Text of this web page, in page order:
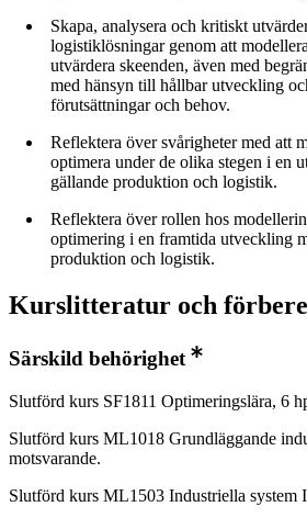
Skapa, analysera och kritiskt
logistiklösningar genom att
utvärdera skeenden, även med
med hänsyn till hållbar utveckling
förutsättningar och behov.
Reflektera över svårigheter med att
optimera under de olika stegen i en
gällande produktion och logistik.
Reflektera över rollen hos
optimering i en framtida utveckling
produktion och logistik.
Kurslitteratur och
Särskild behörighet
Slutförd kurs SF1811 Optimeringslära, 6
Slutförd kurs ML1018 Grundläggande
motsvarande.
Slutförd kurs ML1503 Industriella system